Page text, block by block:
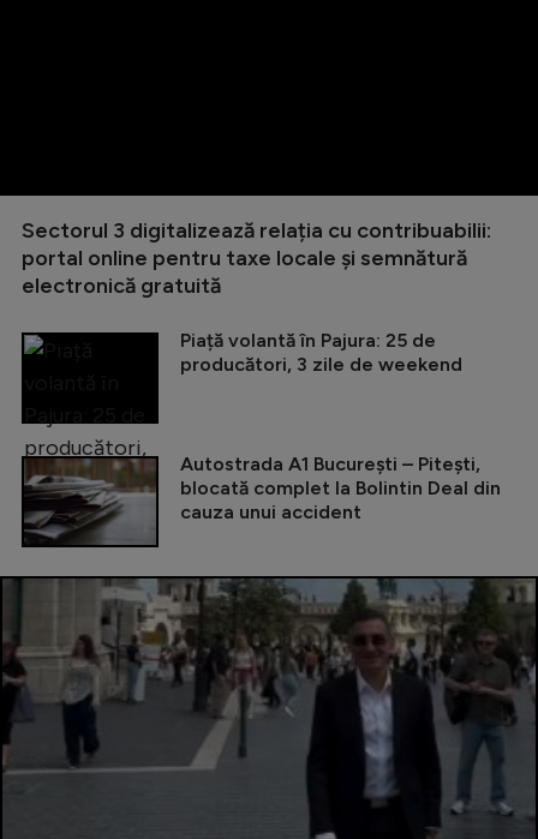
Sectorul 3 digitalizează relația cu contribuabilii:
portal online pentru taxe locale și semnătură
electronică gratuită
Piață volantă în Pajura: 25 de
producători, 3 zile de weekend
Autostrada A1 București – Pitești,
blocată complet la Bolintin Deal din
cauza unui accident